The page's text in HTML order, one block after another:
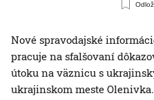
Nové spravodajské
pracuje na sfalšovaní
útoku na väznicu s
ukrajinskom meste Olenivka.